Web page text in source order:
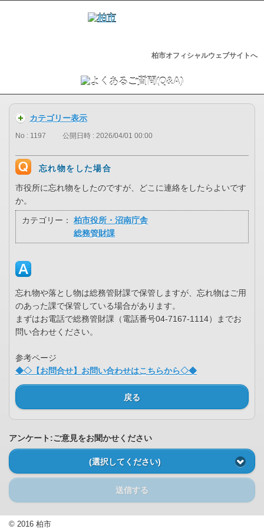
柏市オフィシャルウェブサイトへ
カテゴリー表示
No : 1197 公開日時 : 2026/04/01 00:00
忘れ物をした場合
市役所に忘れ物をしたのですが、どこに連絡をしたらよいです
か。
カテゴリー：
柏市役所・沼南庁舎
総務管財課
忘れ物や落とし物は総務管財課で保管しますが、忘れ物はご用
のあった課で保管している場合があります。
まずはお電話で総務管財課（電話番号04-7167-1114）までお
問い合わせください。
参考ページ
◆◇【お問合せ】お問い合わせはこちらから◇◆
戻る
アンケート:ご意見をお聞かせください
(選択してください)
送信する
© 2016 柏市